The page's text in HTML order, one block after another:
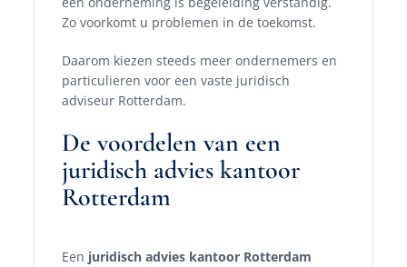
Zo voorkomt u problemen in de toekomst.
Daarom kiezen steeds meer ondernemers en
particulieren voor een vaste juridisch
adviseur Rotterdam.
De voordelen van een
juridisch advies kantoor
Rotterdam
Een juridisch advies kantoor Rotterdam